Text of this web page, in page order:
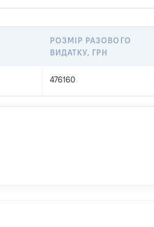
РОЗМІР РАЗОВОГО
ВИДАТКУ, ГРН
476160